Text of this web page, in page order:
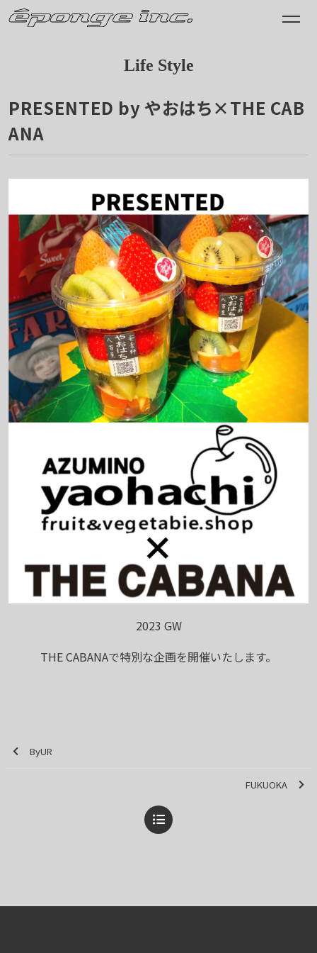
Life Style
PRESENTED by やおはち×THE CAB
ANA
2023 GW
THE CABANAで特別な企画を開催いたします。
ByUR
FUKUOKA